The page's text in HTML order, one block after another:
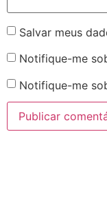
Salvar meus
Notifique-me
Notifique-me